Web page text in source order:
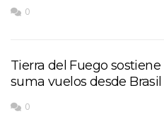
0
Tierra del Fuego
suma vuelos desde Brasil
0